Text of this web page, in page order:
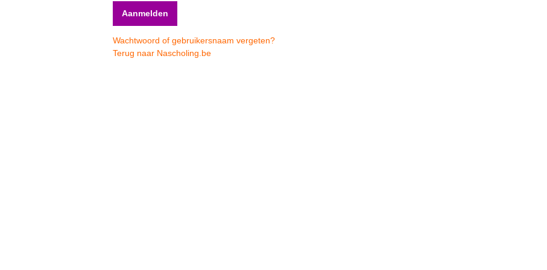
Wachtwoord of gebruikersnaam vergeten?
Terug naar Nascholing.be